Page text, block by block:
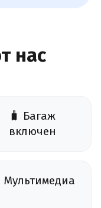
нас
🧳 Багаж
включен
Мультимедиа